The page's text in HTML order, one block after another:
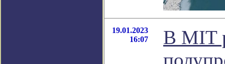
19.01.2023
16:07
В MIT